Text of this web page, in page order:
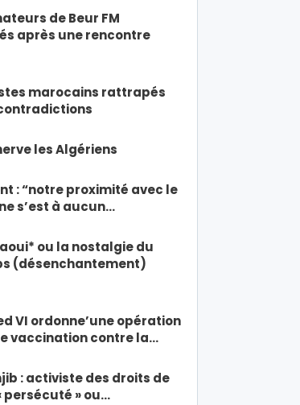
de Beur FM
après une rencontre
marocains rattrapés
les Algériens
: “notre proximité avec le
s’est à aucun…
ou la nostalgie du
(désenchantement)
VI ordonne’une opération
vaccination contre la…
: activiste des droits de
persécuté » ou…